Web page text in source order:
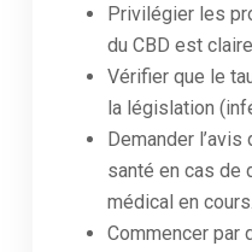
Privilégier les
du CBD est
Vérifier que le
la législation
Demander l’avis
santé en cas de
médical en cours.
Commencer